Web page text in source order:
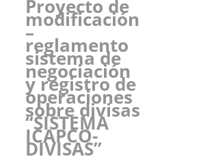
Proyecto de
modificación
–
reglamento
sistema de
negociación
y registro de
operaciones
sobre divisas
“SISTEMA
ICAPCO-
DIVISAS”